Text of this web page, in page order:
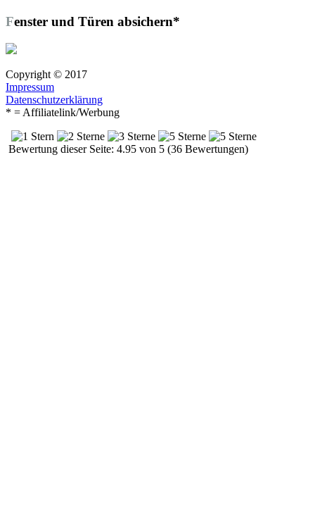
Fenster und Türen absichern*
Copyright © 2017
Impressum
Datenschutzerklärung
* = Affiliatelink/Werbung
Bewertung dieser Seite: 4.95 von 5 (36 Bewertungen)